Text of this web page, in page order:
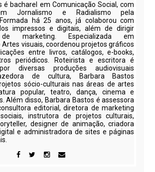
é bacharel em Comunicação Social, com
Jornalismo e Radialismo pela
Formada há 25 anos, já colaborou com
impressos e digitais, além de dirigir
de marketing. Especializada em
Artes visuais, coordenou projetos gráficos
entre livros, catálogos, e-books,
periódicos. Roteirista e escritora é
diversas produções audiovisuais
de cultura, Barbara Bastos
sócio-culturais nas áreas de artes
popular, teatro, dança, cinema e
Além disso, Barbara Bastos é assessora
editorial, diretora de marketing
instrutora de projetos culturais,
designer de animação, criadora
e administradora de sites e páginas